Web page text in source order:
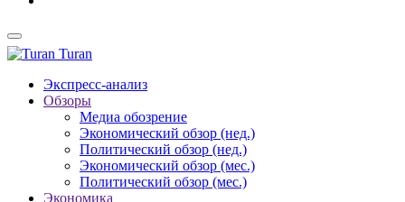
Turan
Экспресс-анализ
Обзоры
Медиа обозрение
Экономический обзор (нед.)
Политический обзор (нед.)
Экономический обзор (мес.)
Политический обзор (мес.)
Экономика